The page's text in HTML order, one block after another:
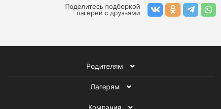
Летние лагеря в Ленинградской области
Лагеря в Ленинградской области
Поделитесь подборкой
лагерей с друзьями
Родителям
Лагерям
Компания